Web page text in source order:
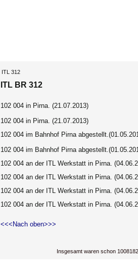
ITL 312
ITL BR 312
102 004 in Pirna. (21.07.2013)
102 004 in Pirna. (21.07.2013)
102 004 im Bahnhof Pirna
102 004 im Bahnhof Pirna abgestellt.
102 004 an der ITL Werkstatt in Pirna.
102 004 an der ITL Werkstatt in Pirna.
102 004 an der ITL Werkstatt in Pirna.
102 004 an der ITL Werkstatt in Pirna.
<<<Nach oben>>>
Insgesamt waren schon